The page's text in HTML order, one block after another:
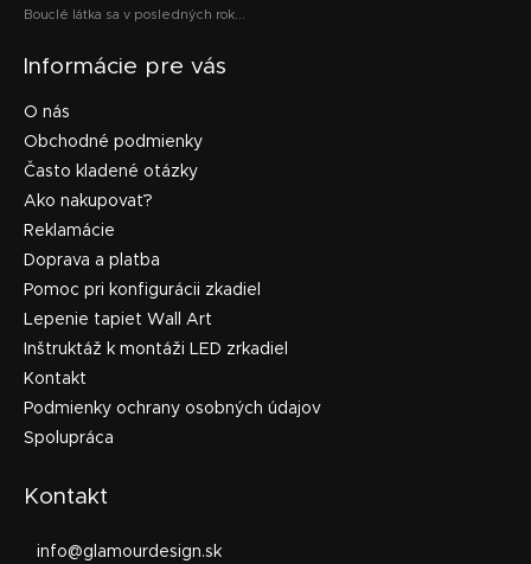
Bouclé látka sa v posledných rok...
Informácie pre vás
O nás
Obchodné podmienky
Často kladené otázky
Ako nakupovať?
Reklamácie
Doprava a platba
Pomoc pri konfigurácii zkadiel
Lepenie tapiet Wall Art
Inštruktáž k montáži LED zrkadiel
Kontakt
Podmienky ochrany osobných údajov
Spolupráca
Kontakt
info@glamourdesign.sk